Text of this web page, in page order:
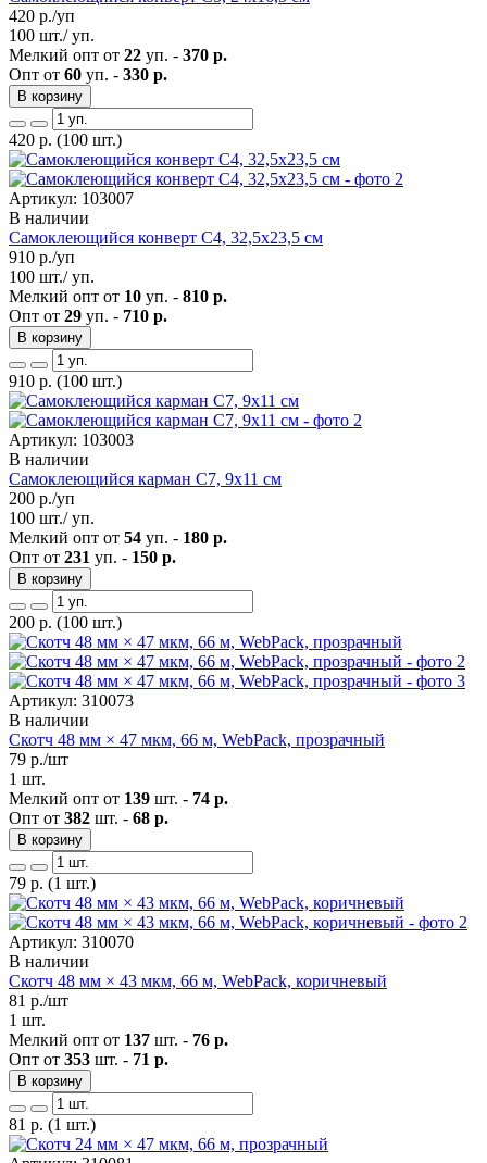
420 р./уп
100 шт./ уп.
Мелкий опт от 22 уп. - 370 р.
Опт от 60 уп. - 330 р.
В корзину
420 р. (100 шт.)
Артикул: 103007
В наличии
Самоклеющийся конверт С4, 32,5х23,5 см
910 р./уп
100 шт./ уп.
Мелкий опт от 10 уп. - 810 р.
Опт от 29 уп. - 710 р.
В корзину
910 р. (100 шт.)
Артикул: 103003
В наличии
Самоклеющийся карман C7, 9х11 см
200 р./уп
100 шт./ уп.
Мелкий опт от 54 уп. - 180 р.
Опт от 231 уп. - 150 р.
В корзину
200 р. (100 шт.)
Артикул: 310073
В наличии
Скотч 48 мм × 47 мкм, 66 м, WebPack, прозрачный
79 р./шт
1 шт.
Мелкий опт от 139 шт. - 74 р.
Опт от 382 шт. - 68 р.
В корзину
79 р. (1 шт.)
Артикул: 310070
В наличии
Скотч 48 мм × 43 мкм, 66 м, WebPack, коричневый
81 р./шт
1 шт.
Мелкий опт от 137 шт. - 76 р.
Опт от 353 шт. - 71 р.
В корзину
81 р. (1 шт.)